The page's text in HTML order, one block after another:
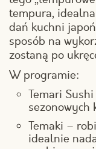
tempura,
dań kuchni
sposób na
zostaną po
W programie:
Temari
sezonowych
Temaki –
idealnie